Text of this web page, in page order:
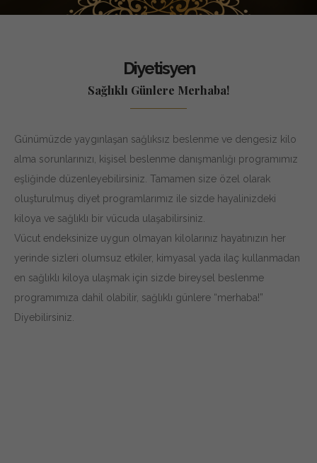
Diyetisyen
Sağlıklı Günlere Merhaba!
Günümüzde yaygınlaşan sağlıksız beslenme ve dengesiz kilo
alma sorunlarınızı, kişisel beslenme danışmanlığı programımız
eşliğinde düzenleyebilirsiniz. Tamamen size özel olarak
oluşturulmuş diyet programlarımız ile sizde hayalinizdeki
kiloya ve sağlıklı bir vücuda ulaşabilirsiniz.
Vücut endeksinize uygun olmayan kilolarınız hayatınızın her
yerinde sizleri olumsuz etkiler, kimyasal yada ilaç kullanmadan
en sağlıklı kiloya ulaşmak için sizde bireysel beslenme
programımıza dahil olabilir, sağlıklı günlere “merhaba!”
Diyebilirsiniz.